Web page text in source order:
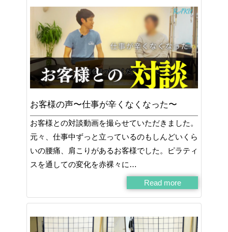
お客様の声〜仕事が辛くなくなった〜
お客様との対談動画を撮らせていただきました。
元々、仕事中ずっと立っているのもしんどいくら
いの腰痛、肩こりがあるお客様でした。ピラティ
スを通しての変化を赤裸々に…
Read more